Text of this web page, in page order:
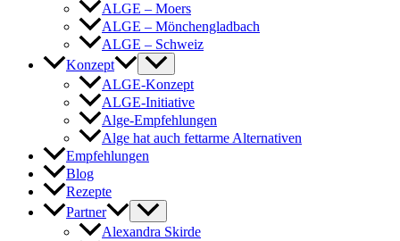
ALGE – Moers
ALGE – Mönchengladbach
ALGE – Schweiz
Konzept
ALGE-Konzept
ALGE-Initiative
Alge-Empfehlungen
Alge hat auch fettarme Alternativen
Empfehlungen
Blog
Rezepte
Partner
Alexandra Skirde